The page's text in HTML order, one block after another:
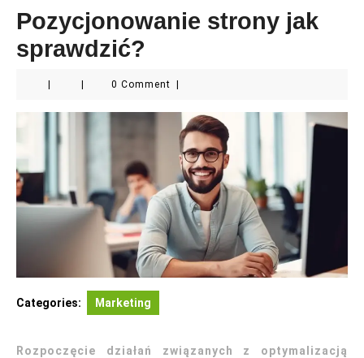
Pozycjonowanie strony jak
sprawdzić?
0 Comment
Categories: Marketing
Rozpoczęcie działań związanych z optymalizacją